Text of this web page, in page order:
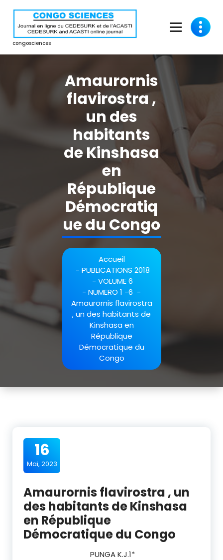
contenu
congosciences
Amaurornis
flavirostra ,
un des
habitants
de Kinshasa
en
République
Démocratiq
ue du Congo
Accueil
- PUBLICATIONS 2018
- VOLUME 6
- NUMERO 1 -6 -
Amaurornis flavirostra
, un des habitants de
Kinshasa en
République
Démocratique du
Congo
16
Mai, 2023
Amaurornis flavirostra , un
des habitants de Kinshasa
en République
Démocratique du Congo
PUNGA K.J.1*